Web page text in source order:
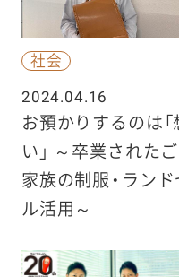
社会
2024.04.16
お預かりするのは「
い」 ～卒業されたご
家族の制服・ランド
ル活用～